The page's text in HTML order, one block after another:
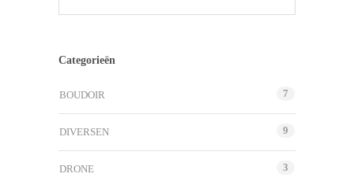
Categorieën
BOUDOIR 7
DIVERSEN 9
DRONE 3